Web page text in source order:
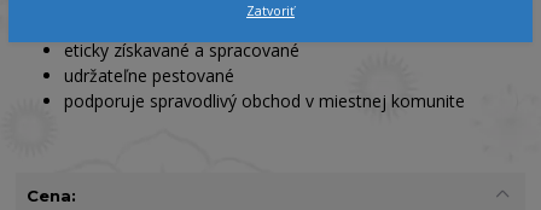
proti násiliu na zvieratách
eticky získavané a spracované
udržateľne pestované
podporuje spravodlivý obchod v miestnej komunite
Cena:
Zatvoriť